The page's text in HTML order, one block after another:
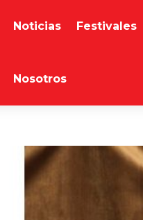
Noticias Festivales
Nosotros